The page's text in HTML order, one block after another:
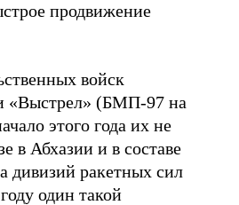
продвижение
войск
«Выстрел» (БМП-97 на
этого года их не
в Абхазии и в составе
дивизий ракетных сил
один такой